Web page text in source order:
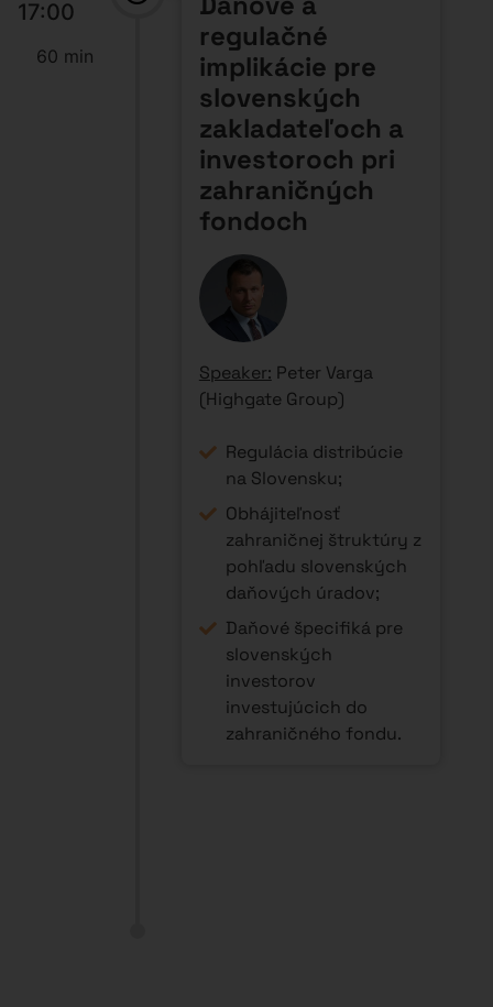
17:00
60 min
regulačné
implikácie pre
slovenských
zakladateľoch a
investoroch pri
zahraničných
fondoch
Speaker: Peter Varga
(Highgate Group)
Regulácia distribúcie
na Slovensku;
Obhájiteľnosť
zahraničnej štruktúry z
pohľadu slovenských
daňových úradov;
Daňové špecifiká pre
slovenských
investorov
investujúcich do
zahraničného fondu.